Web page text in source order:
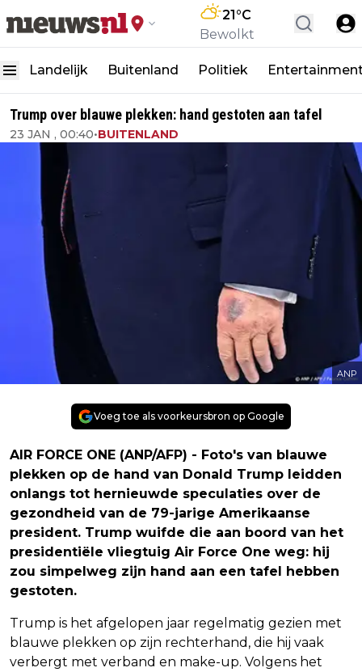
21°C
Bewolkt
Landelijk Buitenland Politiek
Trump over blauwe plekken: hand gestoten aan tafel
23 JAN , 00:40•BUITENLAND
ANP
Voeg toe als voorkeursbron op Google
AIR FORCE ONE (ANP/AFP) - Foto's van blauwe
plekken op de hand van Donald Trump leidden
onlangs tot hernieuwde speculaties over de
gezondheid van de 79-jarige Amerikaanse
president. Trump wuifde die aan boord van het
presidentiële vliegtuig Air Force One weg: hij
zou simpelweg zijn hand aan een tafel hebben
gestoten.
Trump is het afgelopen jaar regelmatig gezien met
blauwe plekken op zijn rechterhand, die hij vaak
verbergt met verband en make-up. Volgens het